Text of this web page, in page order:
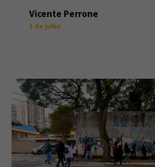
Vicente Perrone
1 de julho